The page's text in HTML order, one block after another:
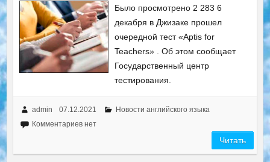
Было просмотрено 2 283 6
декабря в Джизаке прошел
очередной тест «Aptis for
Teachers» . Об этом сообщает
Государственный центр
тестирования.
admin 07.12.2021
Новости английского языка
Комментариев нет
Читать